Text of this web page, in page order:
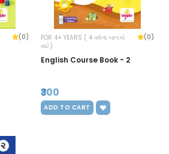
(0)
FOR 4+ YEARS ( 4 વર્ષના બાળકો
માટે)
(0)
English Course Book - 2
₹300
ADD TO CART